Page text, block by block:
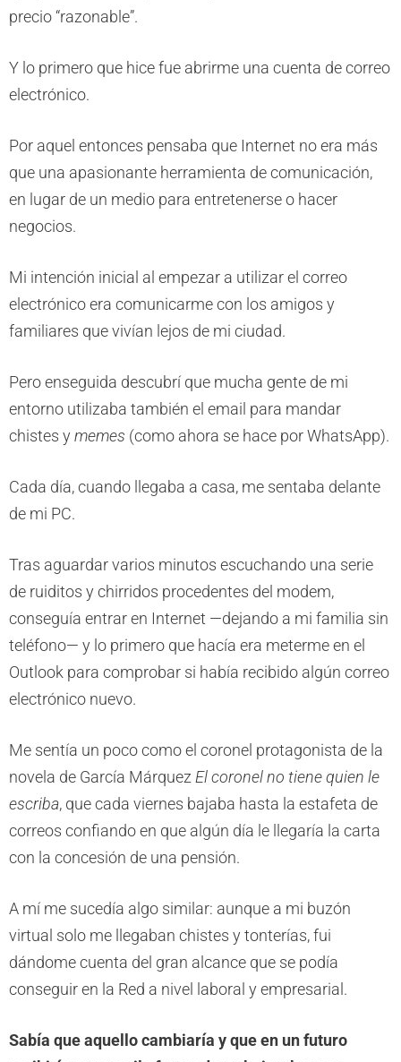
precio “razonable”.
Y lo primero que hice fue abrirme una cuenta de correo
electrónico.
Por aquel entonces pensaba que Internet no era más
que una apasionante herramienta de comunicación,
en lugar de un medio para entretenerse o hacer
negocios.
Mi intención inicial al empezar a utilizar el correo
electrónico era comunicarme con los amigos y
familiares que vivían lejos de mi ciudad.
Pero enseguida descubrí que mucha gente de mi
entorno utilizaba también el email para mandar
chistes ymemes (como ahora se hace por WhatsApp).
Cada día, cuando llegaba a casa, me sentaba delante
de mi PC.
Tras aguardar varios minutos escuchando una serie
de ruiditos y chirridos procedentes del modem,
conseguía entrar en Internet —dejando a mi familia sin
teléfono— y lo primero que hacía era meterme en el
Outlook para comprobar si había recibido algún correo
electrónico nuevo.
Me sentía un poco como el coronel protagonista de la
novela de García Márquez El coronel no tiene quien le
escriba, que cada viernes bajaba hasta la estafeta de
correos confiando en que algún día le llegaría la carta
con la concesión de una pensión.
A mí me sucedía algo similar: aunque a mi buzón
virtual solo me llegaban chistes y tonterías, fui
dándome cuenta del gran alcance que se podía
conseguir en la Red a nivel laboral y empresarial.
Sabía que aquello cambiaría y que en un futuro